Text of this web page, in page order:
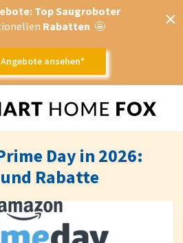
Top Saugroboter
Rabatten 🤩
Angebote ansehen*
Day in 2026:
Rabatte